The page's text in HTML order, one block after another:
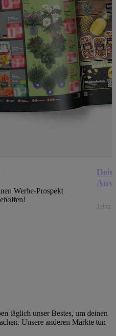
Werbe-Prospekt
Jetzt
täglich unser Bestes, um deinen
Unsere anderen Märkte tun